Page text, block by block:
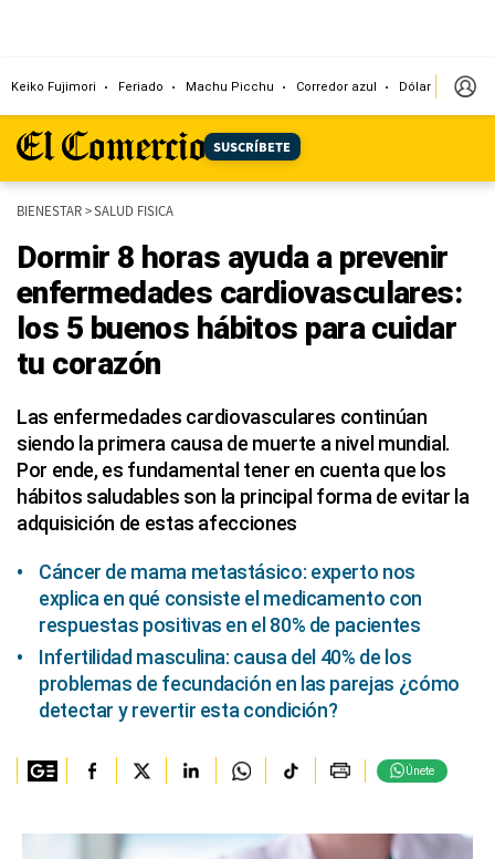
SUSCRÍBETE
Keiko Fujimori Feriado Machu Picchu Corredor azul Dólar
BIENESTAR>SALUD FISICA
Dormir 8 horas ayuda a prevenir
enfermedades cardiovasculares:
los 5 buenos hábitos para cuidar
tu corazón
Las enfermedades cardiovasculares continúan
siendo la primera causa de muerte a nivel mundial.
Por ende, es fundamental tener en cuenta que los
hábitos saludables son la principal forma de evitar la
adquisición de estas afecciones
Cáncer de mama metastásico: experto nos
explica en qué consiste el medicamento con
respuestas positivas en el 80% de pacientes
Infertilidad masculina: causa del 40% de los
problemas de fecundación en las parejas ¿cómo
detectar y revertir esta condición?
Únete